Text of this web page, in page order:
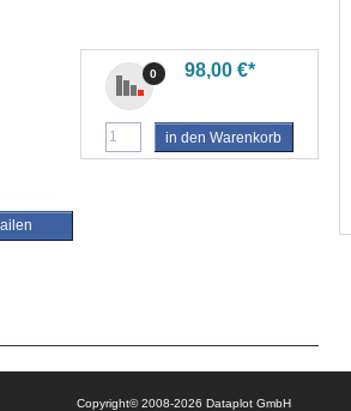
0 98,00 €*
in den Warenkorb
Copyright© 2008-2026 Dataplot GmbH